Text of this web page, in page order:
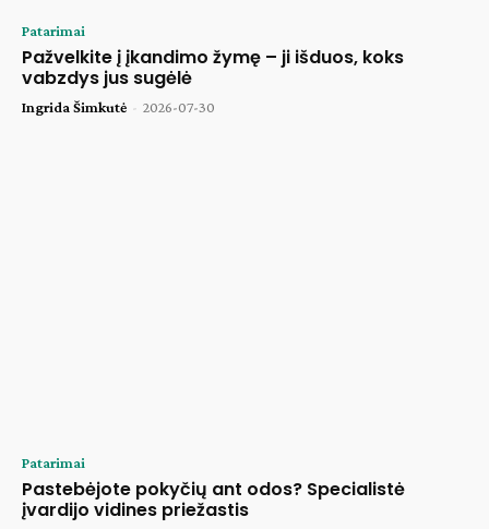
Patarimai
Pažvelkite į įkandimo žymę – ji išduos, koks
vabzdys jus sugėlė
Ingrida Šimkutė - 2026-07-30
Patarimai
Pastebėjote pokyčių ant odos? Specialistė
įvardijo vidines priežastis